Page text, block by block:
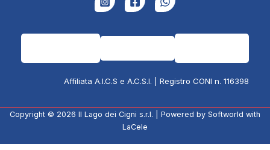
Affiliata A.I.C.S e A.C.S.I. | Registro CONI n. 116398
Copyright © 2026 Il Lago dei Cigni s.r.l. | Powered by Softworld with
LaCele